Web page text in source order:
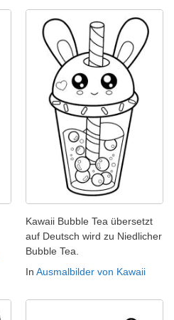
Kawaii Bubble Tea übersetzt
auf Deutsch wird zu Niedlicher
Bubble Tea.
In Ausmalbilder von Kawaii